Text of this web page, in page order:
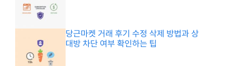
당근마켓 거래 후기 수정 삭제 방법과 상
대방 차단 여부 확인하는 팁